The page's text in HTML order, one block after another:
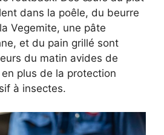
dans la poêle, du beurre
Vegemite, une pâte
et du pain grillé sont
du matin avides de
plus de la protection
à insectes.